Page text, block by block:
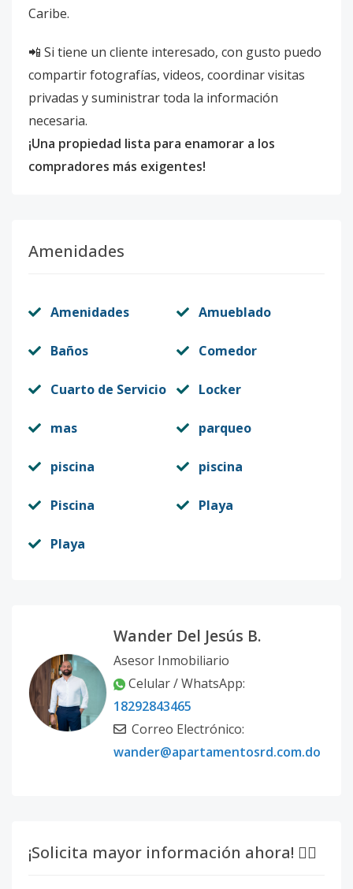
Caribe.
📲 Si tiene un cliente interesado, con gusto puedo
compartir fotografías, videos, coordinar visitas
privadas y suministrar toda la información
necesaria.
¡Una propiedad lista para enamorar a los
compradores más exigentes!
Amenidades
Amenidades Amueblado
Baños Comedor
Cuarto de Servicio Locker
mas parqueo
piscina piscina
Piscina Playa
Playa
Wander Del Jesús B.
Asesor Inmobiliario
Celular / WhatsApp:
18292843465
Correo Electrónico:
wander@apartamentosrd.com.do
¡Solicita mayor información ahora! 👇🏽